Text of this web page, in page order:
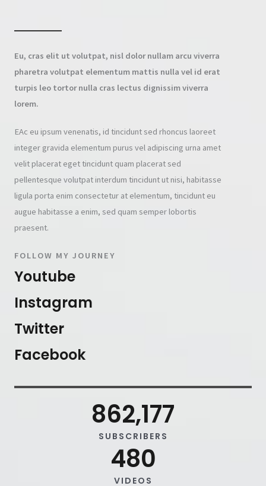
Eu, cras elit ut volutpat, nisl dolor nullam arcu viverra
pharetra volutpat elementum mattis nulla vel id erat
turpis leo tortor nulla cras lectus dignissim viverra
lorem.
EAc eu ipsum venenatis, id tincidunt sed rhoncus laoreet
integer gravida elementum purus vel adipiscing urna amet
velit placerat eget tincidunt quam placerat sed
pellentesque volutpat interdum tincidunt ut nisi, habitasse
ligula porta enim consectetur at elementum, tincidunt eu
augue habitasse a enim, sed quam semper lobortis
praesent.
FOLLOW MY JOURNEY
Youtube
Instagram
Twitter
Facebook
862,177
SUBSCRIBERS
480
VIDEOS